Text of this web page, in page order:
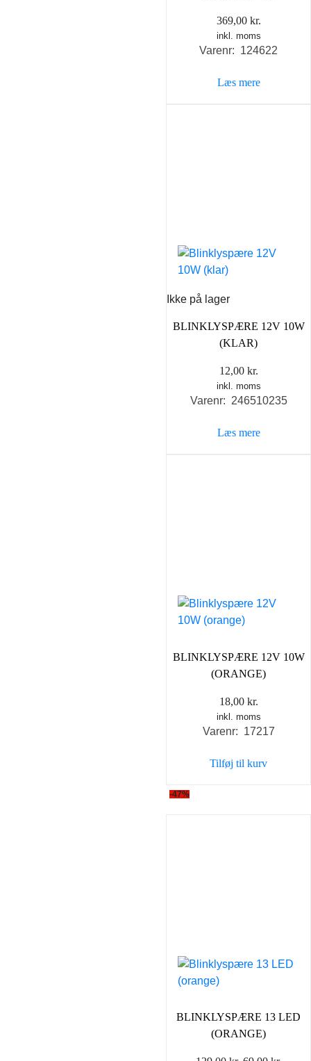
369,00 kr.
inkl. moms
Varenr: 124622
Læs mere
Ikke på lager
BLINKLYSPÆRE 12V 10W
(KLAR)
12,00 kr.
inkl. moms
Varenr: 246510235
Læs mere
BLINKLYSPÆRE 12V 10W
(ORANGE)
18,00 kr.
inkl. moms
Varenr: 17217
Tilføj til kurv
-47%
BLINKLYSPÆRE 13 LED
(ORANGE)